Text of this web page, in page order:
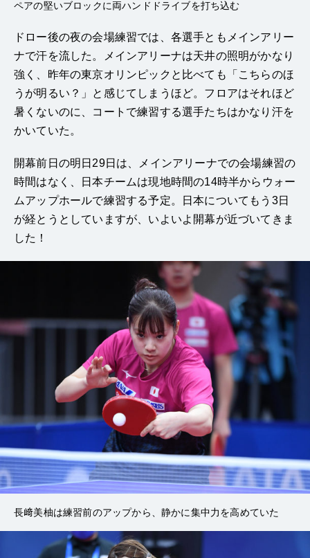
ペアの堅いブロックに両ハンドドライブを打ち込む
ドロー後の夜の会場練習では、各選手ともメインアリー
ナで汗を流した。メインアリーナは天井の照明がかなり
強く、昨年の東京オリンピックと比べても「こちらのほ
うが明るい？」と感じてしまうほど。フロアはそれほど
暑くないのに、コートで練習する選手たちはかなり汗を
かいていた。
開幕前日の明日29日は、メインアリーナでの会場練習の
時間はなく、日本チームは現地時間の14時半からウォー
ムアップホールで練習する予定。日本についてもう3日
が経とうとしていますが、いよいよ開幕が近づいてきま
した！
長﨑美柚は練習前のアップから、静かに集中力を高めていた